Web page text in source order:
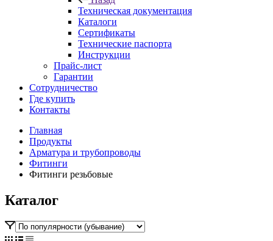
Техническая документация
Каталоги
Сертификаты
Технические паспорта
Инструкции
Прайс-лист
Гарантии
Сотрудничество
Где купить
Контакты
Главная
Продукты
Арматура и трубопроводы
Фитинги
Фитинги резьбовые
Каталог